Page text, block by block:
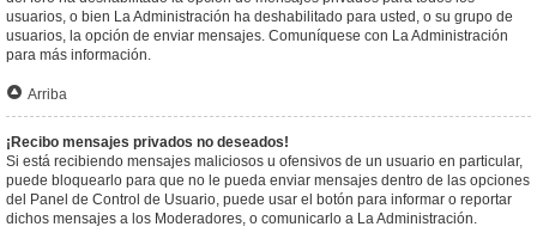
usuarios, o bien La Administración ha deshabilitado para usted, o su grupo de
usuarios, la opción de enviar mensajes. Comuníquese con La Administración
para más información.
Arriba
¡Recibo mensajes privados no deseados!
Si está recibiendo mensajes maliciosos u ofensivos de un usuario en particular,
puede bloquearlo para que no le pueda enviar mensajes dentro de las opciones
del Panel de Control de Usuario, puede usar el botón para informar o reportar
dichos mensajes a los Moderadores, o comunicarlo a La Administración.